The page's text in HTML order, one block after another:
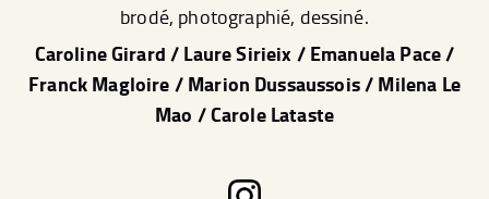
brodé, photographié, dessiné.
Caroline Girard / Laure Sirieix / Emanuela Pace /
Franck Magloire / Marion Dussaussois / Milena Le
Mao / Carole Lataste